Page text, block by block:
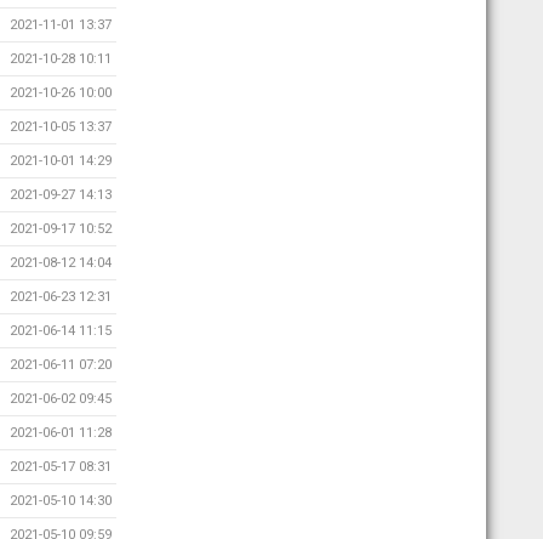
2021-11-01 13:37
2021-10-28 10:11
2021-10-26 10:00
2021-10-05 13:37
2021-10-01 14:29
2021-09-27 14:13
2021-09-17 10:52
2021-08-12 14:04
2021-06-23 12:31
2021-06-14 11:15
2021-06-11 07:20
2021-06-02 09:45
2021-06-01 11:28
2021-05-17 08:31
2021-05-10 14:30
2021-05-10 09:59